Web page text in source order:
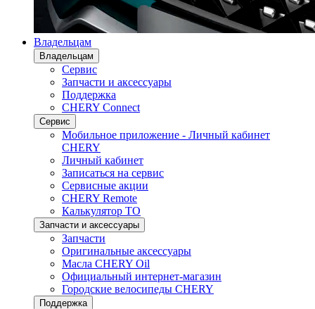
Владельцам
Владельцам
Сервис
Запчасти и аксессуары
Поддержка
CHERY Connect
Сервис
Мобильное приложение - Личный кабинет
CHERY
Личный кабинет
Записаться на сервис
Сервисные акции
CHERY Remote
Калькулятор ТО
Запчасти и аксессуары
Запчасти
Оригинальные аксессуары
Масла CHERY Oil
Официальный интернет-магазин
Городские велосипеды CHERY
Поддержка